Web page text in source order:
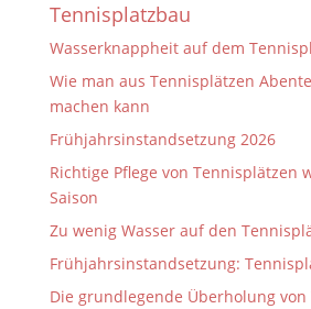
Tennisplatzbau
Wasserknappheit auf dem
Wie man aus Tennisplätzen
machen kann
Frühjahrsinstandsetzung 2026
Richtige Pflege von Tennisplätzen
Saison
Zu wenig Wasser auf den
Frühjahrsinstandsetzung:
Die grundlegende Überholung